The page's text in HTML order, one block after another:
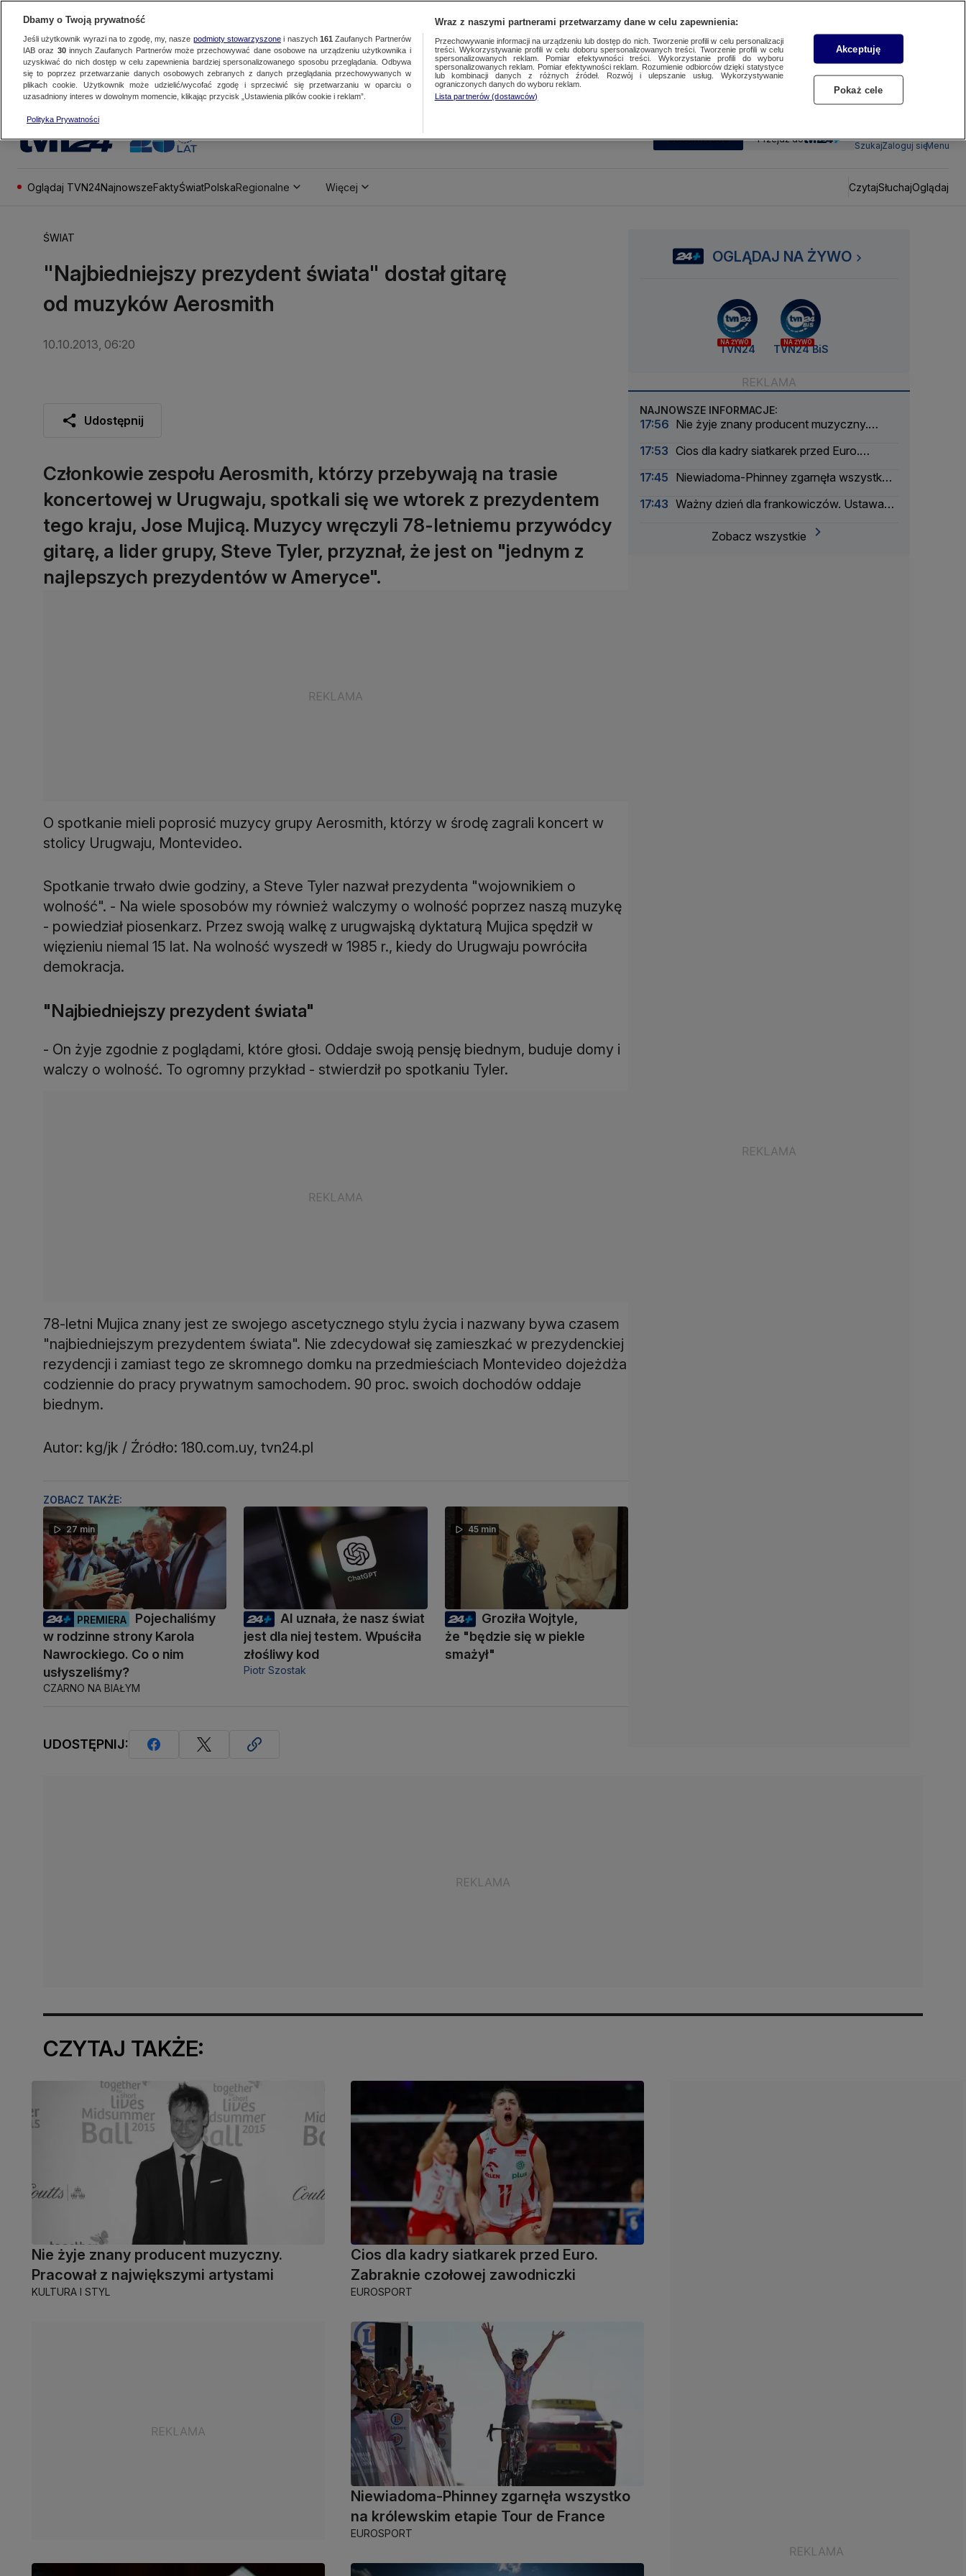
SUBSKRYBUJ Przejdź do
SzukajZaloguj sięMenu
Oglądaj TVN24NajnowszeFaktyŚwiatPolskaRegionalne Więcej CzytajSłuchajOglądaj
ŚWIAT
"Najbiedniejszy prezydent świata" dostał gitarę
od muzyków Aerosmith
10.10.2013, 06:20
Udostępnij
Członkowie zespołu Aerosmith, którzy przebywają na trasie
koncertowej w Urugwaju, spotkali się we wtorek z prezydentem
tego kraju, Jose Mujicą. Muzycy wręczyli 78-letniemu przywódcy
gitarę, a lider grupy, Steve Tyler, przyznał, że jest on "jednym z
najlepszych prezydentów w Ameryce".
O spotkanie mieli poprosić muzycy grupy Aerosmith, którzy w środę zagrali koncert w
stolicy Urugwaju, Montevideo.
Spotkanie trwało dwie godziny, a Steve Tyler nazwał prezydenta "wojownikiem o
wolność". - Na wiele sposobów my również walczymy o wolność poprzez naszą muzykę
- powiedział piosenkarz. Przez swoją walkę z urugwajską dyktaturą Mujica spędził w
więzieniu niemal 15 lat. Na wolność wyszedł w 1985 r., kiedy do Urugwaju powróciła
demokracja.
"Najbiedniejszy prezydent świata"
- On żyje zgodnie z poglądami, które głosi. Oddaje swoją pensję biednym, buduje domy i
walczy o wolność. To ogromny przykład - stwierdził po spotkaniu Tyler.
78-letni Mujica znany jest ze swojego ascetycznego stylu życia i nazwany bywa czasem
"najbiedniejszym prezydentem świata". Nie zdecydował się zamieszkać w prezydenckiej
rezydencji i zamiast tego ze skromnego domku na przedmieściach Montevideo dojeżdża
codziennie do pracy prywatnym samochodem. 90 proc. swoich dochodów oddaje
biednym.
Autor: kg/jk / Źródło: 180.com.uy, tvn24.pl
ZOBACZ TAKŻE:
27 min
PREMIERA
Pojechaliśmy
w rodzinne strony Karola
Nawrockiego. Co o nim
usłyszeliśmy?
CZARNO NA BIAŁYM
AI uznała, że nasz świat
jest dla niej testem. Wpuściła
złośliwy kod
Piotr Szostak
45 min
Groziła Wojtyle,
że "będzie się w piekle
smażył"
UDOSTĘPNIJ:
OGLĄDAJ NA ŻYWO
NA ŻYWO
TVN24
NA ŻYWO
TVN24 BiS
NAJNOWSZE INFORMACJE:
17:56 Nie żyje znany producent muzyczny.
17:53 Cios dla kadry siatkarek przed Euro.
17:45 Niewiadoma-Phinney zgarnęła wszystko
17:43 Ważny dzień dla frankowiczów. Ustawa
Zobacz wszystkie
CZYTAJ TAKŻE:
Nie żyje znany producent muzyczny.
Pracował z największymi artystami
KULTURA I STYL
Cios dla kadry siatkarek przed Euro.
Zabraknie czołowej zawodniczki
EUROSPORT
Niewiadoma-Phinney zgarnęła wszystko
na królewskim etapie Tour de France
EUROSPORT
Dbamy o Twoją prywatność
Jeśli użytkownik wyrazi na to zgodę, my, nasze podmioty stowarzyszonei naszych 161 Zaufanych Partnerów
IAB oraz 30innych Zaufanych Partnerów może przechowywać dane osobowe na urządzeniu użytkownika i
uzyskiwać do nich dostęp w celu zapewnienia bardziej spersonalizowanego sposobu przeglądania. Odbywa
się to poprzez przetwarzanie danych osobowych zebranych z danych przeglądania przechowywanych w
plikach cookie. Użytkownik może udzielić/wycofać zgodę i sprzeciwić się przetwarzaniu w oparciu o
uzasadniony interes w dowolnym momencie, klikając przycisk „Ustawienia plików cookie i reklam”.
Polityka Prywatności
Wraz z naszymi partnerami przetwarzamy dane w celu zapewnienia:
Przechowywanie informacji na urządzeniu lub dostęp do nich. Tworzenie profili w celu personalizacji
treści. Wykorzystywanie profili w celu doboru spersonalizowanych treści. Tworzenie profili w celu
spersonalizowanych reklam. Pomiar efektywności treści. Wykorzystanie profili do wyboru
spersonalizowanych reklam. Pomiar efektywności reklam. Rozumienie odbiorców dzięki statystyce
lub kombinacji danych z różnych źródeł. Rozwój i ulepszanie usług. Wykorzystywanie
ograniczonych danych do wyboru reklam.
Lista partnerów (dostawców)
Akceptuję
Pokaż cele